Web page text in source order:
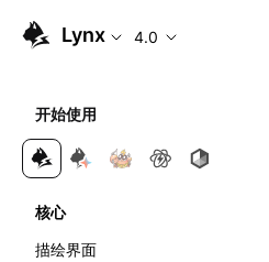
Lynx 4.0
开始使用
核心
描绘界面